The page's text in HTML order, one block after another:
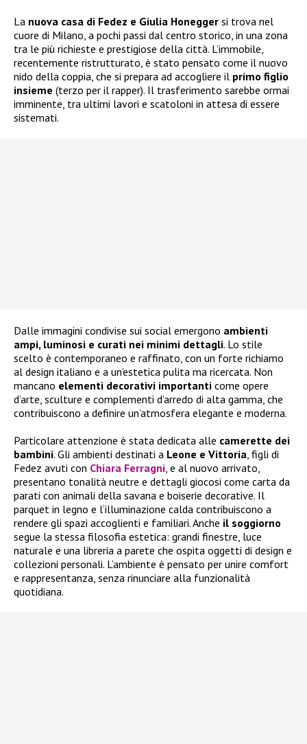
La nuova casa di Fedez e Giulia Honegger si trova nel
cuore di Milano, a pochi passi dal centro storico, in una zona
tra le più richieste e prestigiose della città. L’immobile,
recentemente ristrutturato, è stato pensato come il nuovo
nido della coppia, che si prepara ad accogliere il primo figlio
insieme (terzo per il rapper). Il trasferimento sarebbe ormai
imminente, tra ultimi lavori e scatoloni in attesa di essere
sistemati.
Dalle immagini condivise sui social emergono ambienti
ampi, luminosi e curati nei minimi dettagli. Lo stile
scelto è contemporaneo e raffinato, con un forte richiamo
al design italiano e a un’estetica pulita ma ricercata. Non
mancano elementi decorativi importanti come opere
d’arte, sculture e complementi d’arredo di alta gamma, che
contribuiscono a definire un’atmosfera elegante e moderna.
Particolare attenzione è stata dedicata alle camerette dei
bambini. Gli ambienti destinati a Leone e Vittoria, figli di
Fedez avuti con Chiara Ferragni, e al nuovo arrivato,
presentano tonalità neutre e dettagli giocosi come carta da
parati con animali della savana e boiserie decorative. Il
parquet in legno e l’illuminazione calda contribuiscono a
rendere gli spazi accoglienti e familiari. Anche il soggiorno
segue la stessa filosofia estetica: grandi finestre, luce
naturale e una libreria a parete che ospita oggetti di design e
collezioni personali. L’ambiente è pensato per unire comfort
e rappresentanza, senza rinunciare alla funzionalità
quotidiana.